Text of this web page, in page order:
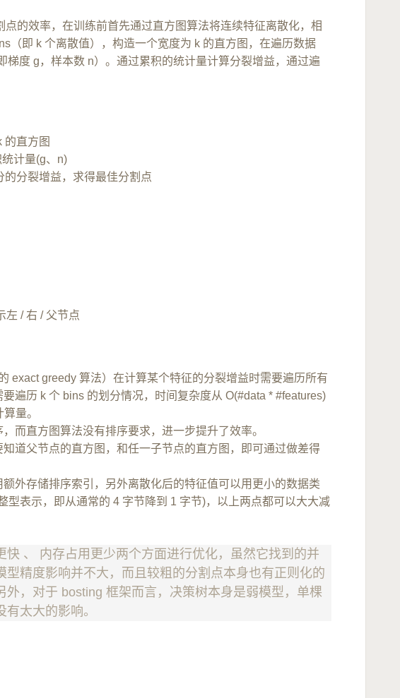
的效率，在训练前首先通过直方图算法将连续特征离散化，相
（即 k 个离散值），构造一个宽度为 k 的直方图，在遍历数据
梯度 g，样本数 n）。通过累积的统计量计算分裂增益，通过遍
的直方图
计量(g、n)
分裂增益，求得最佳分割点
左 / 右 / 父节点
exact greedy 算法）在计算某个特征的分裂增益时需要遍历所有
遍历 k 个 bins 的划分情况，时间复杂度从 O(#data * #features)
量。
而直方图算法没有排序要求，进一步提升了效率。
道父节点的直方图，和任一子节点的直方图，即可通过做差得
外存储排序索引，另外离散化后的特征值可以用更小的数据类
型表示，即从通常的 4 字节降到 1 字节)，以上两点都可以大大减
快 、 内存占用更少两个方面进行优化，虽然它找到的并
型精度影响并不大，而且较粗的分割点本身也有正则化的
外，对于 bosting 框架而言，决策树本身是弱模型，单棵
太大的影响。